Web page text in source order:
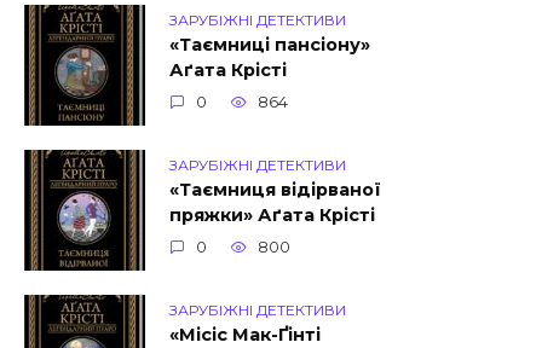
ЗАРУБІЖНІ ДЕТЕКТИВИ
«Таємниці пансіону»
Аґата Крісті
0 864
ЗАРУБІЖНІ ДЕТЕКТИВИ
«Таємниця відірваної
пряжки» Аґата Крісті
0 800
ЗАРУБІЖНІ ДЕТЕКТИВИ
«Місіс Мак-Ґінті